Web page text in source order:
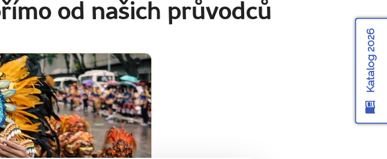
od našich průvodců
Katalog 2026